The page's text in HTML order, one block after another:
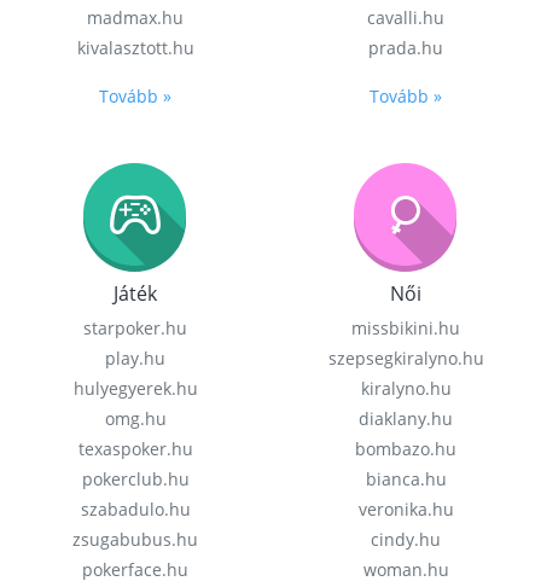
madmax.hu
kivalasztott.hu
Tovább »
cavalli.hu
prada.hu
Tovább »
Játék
starpoker.hu
play.hu
hulyegyerek.hu
omg.hu
texaspoker.hu
pokerclub.hu
szabadulo.hu
zsugabubus.hu
pokerface.hu
Női
missbikini.hu
szepsegkiralyno.hu
kiralyno.hu
diaklany.hu
bombazo.hu
bianca.hu
veronika.hu
cindy.hu
woman.hu